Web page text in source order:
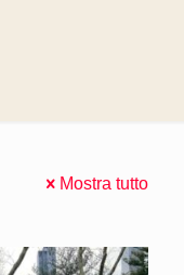
Mostra tutto